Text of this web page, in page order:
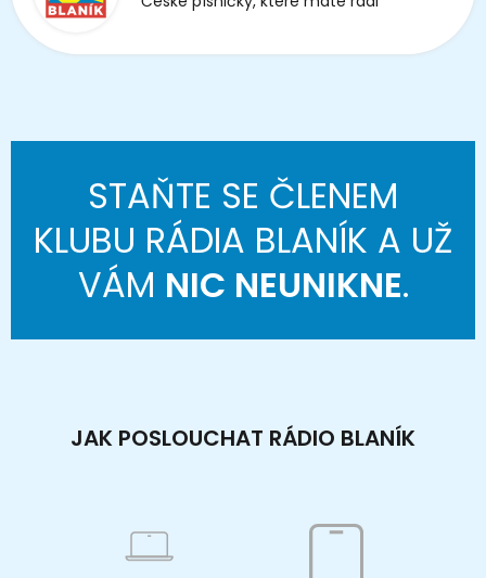
STAŇTE SE ČLENEM
KLUBU RÁDIA BLANÍK A UŽ
VÁM NIC NEUNIKNE.
JAK POSLOUCHAT RÁDIO BLANÍK